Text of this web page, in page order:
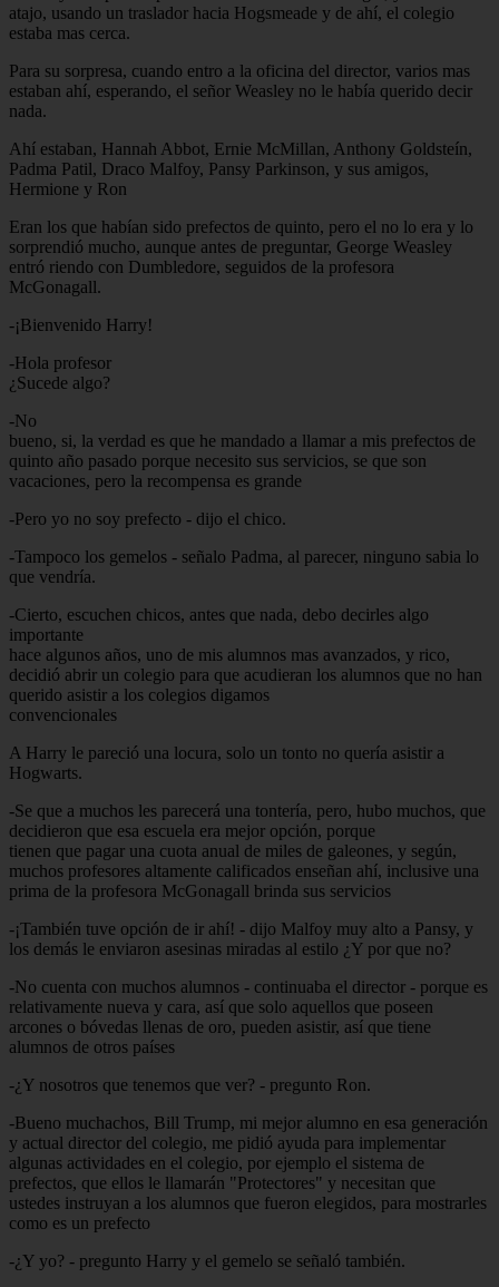
atajo, usando un traslador hacia Hogsmeade y de ahí, el colegio
estaba mas cerca.
Para su sorpresa, cuando entro a la oficina del director, varios mas
estaban ahí, esperando, el señor Weasley no le había querido decir
nada.
Ahí estaban, Hannah Abbot, Ernie McMillan, Anthony Goldsteín,
Padma Patil, Draco Malfoy, Pansy Parkinson, y sus amigos,
Hermione y Ron
Eran los que habían sido prefectos de quinto, pero el no lo era y lo
sorprendió mucho, aunque antes de preguntar, George Weasley
entró riendo con Dumbledore, seguidos de la profesora
McGonagall.
-¡Bienvenido Harry!
-Hola profesor
¿Sucede algo?
-No
bueno, si, la verdad es que he mandado a llamar a mis prefectos de
quinto año pasado porque necesito sus servicios, se que son
vacaciones, pero la recompensa es grande
-Pero yo no soy prefecto - dijo el chico.
-Tampoco los gemelos - señalo Padma, al parecer, ninguno sabia lo
que vendría.
-Cierto, escuchen chicos, antes que nada, debo decirles algo
importante
hace algunos años, uno de mis alumnos mas avanzados, y rico,
decidió abrir un colegio para que acudieran los alumnos que no han
querido asistir a los colegios digamos
convencionales
A Harry le pareció una locura, solo un tonto no quería asistir a
Hogwarts.
-Se que a muchos les parecerá una tontería, pero, hubo muchos, que
decidieron que esa escuela era mejor opción, porque
tienen que pagar una cuota anual de miles de galeones, y según,
muchos profesores altamente calificados enseñan ahí, inclusive una
prima de la profesora McGonagall brinda sus servicios
-¡También tuve opción de ir ahí! - dijo Malfoy muy alto a Pansy, y
los demás le enviaron asesinas miradas al estilo ¿Y por que no?
-No cuenta con muchos alumnos - continuaba el director - porque es
relativamente nueva y cara, así que solo aquellos que poseen
arcones o bóvedas llenas de oro, pueden asistir, así que tiene
alumnos de otros países
-¿Y nosotros que tenemos que ver? - pregunto Ron.
-Bueno muchachos, Bill Trump, mi mejor alumno en esa generación
y actual director del colegio, me pidió ayuda para implementar
algunas actividades en el colegio, por ejemplo el sistema de
prefectos, que ellos le llamarán "Protectores" y necesitan que
ustedes instruyan a los alumnos que fueron elegidos, para mostrarles
como es un prefecto
-¿Y yo? - pregunto Harry y el gemelo se señaló también.